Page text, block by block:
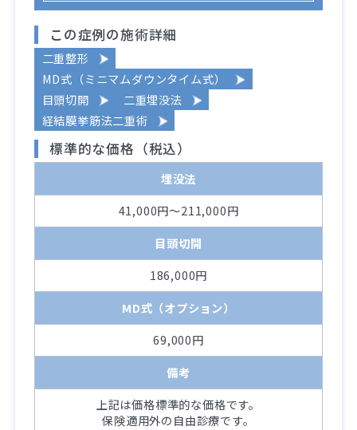
この症例の施術詳細
二重整形
MD式（ミニマムダウンタイム式）
目頭切開
二重埋没法
経結膜挙筋法二重術
標準的な価格（税込）
埋没法
41,000円～211,000円
目頭切開
186,000円
MD式（オプション）
69,000円
備考
上記は価格標準的な価格です。
保険適用外の自由診療です。